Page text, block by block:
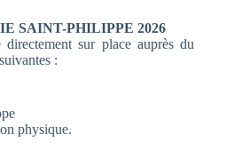
SAINT-PHILIPPE 2026
sur place auprès du
:
physique.